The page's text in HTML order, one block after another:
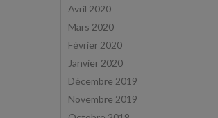
Avril 2020
Mars 2020
Février 2020
Janvier 2020
Décembre 2019
Novembre 2019